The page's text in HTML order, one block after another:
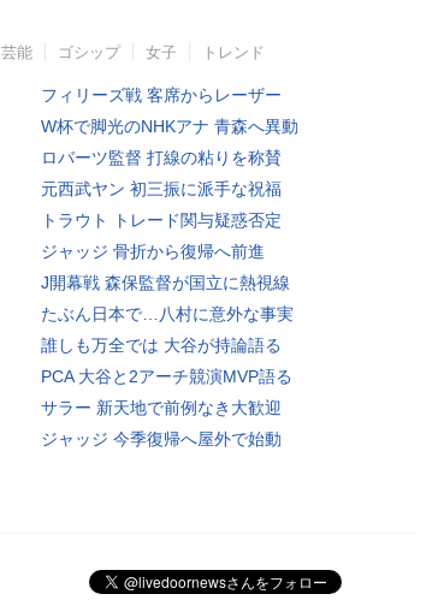
芸能 ゴシップ 女子 トレンド
フィリーズ戦 客席からレーザー
W杯で脚光のNHKアナ 青森へ異動
ロバーツ監督 打線の粘りを称賛
元西武ヤン 初三振に派手な祝福
トラウト トレード関与疑惑否定
ジャッジ 骨折から復帰へ前進
J開幕戦 森保監督が国立に熱視線
たぶん日本で…八村に意外な事実
誰しも万全では 大谷が持論語る
PCA 大谷と2アーチ競演MVP語る
サラー 新天地で前例なき大歓迎
ジャッジ 今季復帰へ屋外で始動